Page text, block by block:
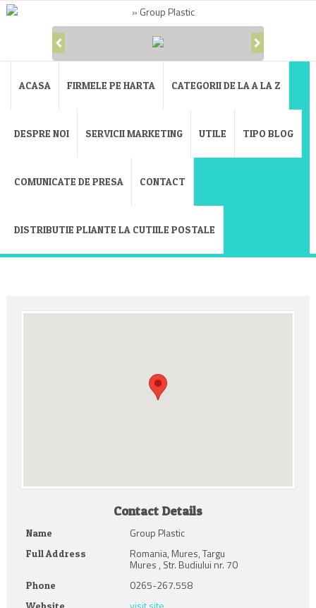
ACASA FIRMELE PE HARTA CATEGORII DE LA A LA Z
DESPRE NOI SERVICII MARKETING UTILE TIPO BLOG
COMUNICATE DE PRESA CONTACT
DISTRIBUTIE PLIANTE LA CUTIILE POSTALE
Contact Details
Name Group Plastic
Full Address Romania, Mures, Targu
Mures , Str. Budiului nr. 70
Phone 0265-267.558
Website